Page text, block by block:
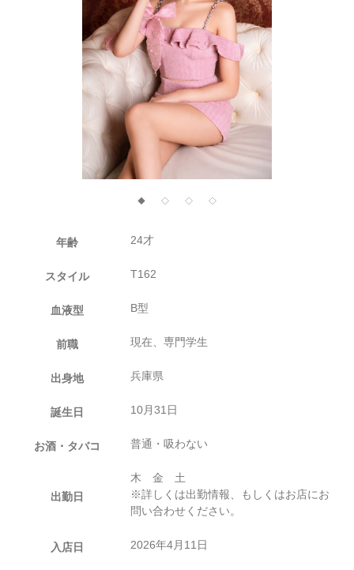
◆ ◇ ◇ ◇
年齢 24才
スタイル T162
血液型 B型
前職 現在、専門学生
出身地 兵庫県
誕生日 10月31日
お酒・タバコ 普通・吸わない
出勤日
木 金 土
※詳しくは出勤情報、もしくはお店にお
問い合わせください。
入店日 2026年4月11日